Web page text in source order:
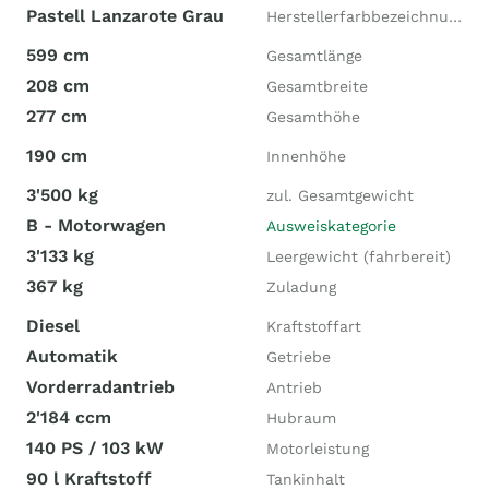
Pastell Lanzarote Grau Herstellerfarbbezeichnung
599 cm Gesamtlänge
208 cm Gesamtbreite
277 cm Gesamthöhe
190 cm Innenhöhe
3'500 kg zul. Gesamtgewicht
B - Motorwagen Ausweiskategorie
3'133 kg Leergewicht (fahrbereit)
367 kg Zuladung
Diesel Kraftstoffart
Automatik Getriebe
Vorderradantrieb Antrieb
2'184 ccm Hubraum
140 PS / 103 kW Motorleistung
90 l Kraftstoff Tankinhalt